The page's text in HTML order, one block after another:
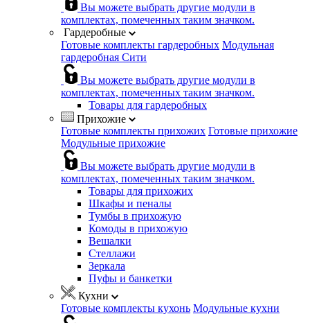
Вы можете выбрать другие модули в
комплектах, помеченных таким значком.
Гардеробные
Готовые комплекты гардеробных Модульная
гардеробная Сити
Вы можете выбрать другие модули в
комплектах, помеченных таким значком.
Товары для гардеробных
Прихожие
Готовые комплекты прихожих Готовые прихожие
Модульные прихожие
Вы можете выбрать другие модули в
комплектах, помеченных таким значком.
Товары для прихожих
Шкафы и пеналы
Тумбы в прихожую
Комоды в прихожую
Вешалки
Стеллажи
Зеркала
Пуфы и банкетки
Кухни
Готовые комплекты кухонь Модульные кухни